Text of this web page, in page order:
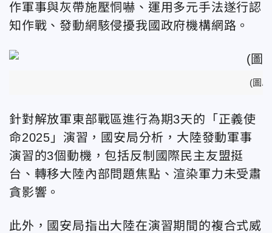
作軍事與灰帶施壓恫嚇、運用多元手法遂行認
知作戰、發動網駭侵擾我國政府機構網路。
(圖/
針對解放軍東部戰區進行為期3天的「正義使
命2025」演習，國安局分析，大陸發動軍事
演習的3個動機，包括反制國際民主友盟挺
台、轉移大陸內部問題焦點、渲染軍力未受肅
貪影響。
此外，國安局指出大陸在演習期間的複合式威